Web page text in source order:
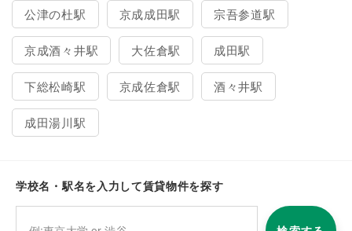
公津の杜駅 京成成田駅 宗吾参道駅
京成酒々井駅 大佐倉駅 成田駅
下総松崎駅 京成佐倉駅 酒々井駅
成田湯川駅
学校名・駅名を入力して賃貸物件を探す